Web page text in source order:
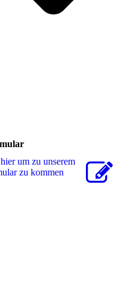
um zu unserem
zu kommen